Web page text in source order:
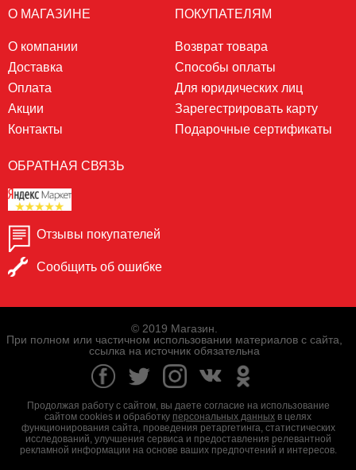
О МАГАЗИНЕ
О компании
Доставка
Оплата
Акции
Контакты
ПОКУПАТЕЛЯМ
Возврат товара
Способы оплаты
Для юридических лиц
Зарегестрировать карту
Подарочные сертификаты
ОБРАТНАЯ СВЯЗЬ
Отзывы покупателей
Сообщить об ошибке
© 2019 Магазин.
При полном или частичном использовании материалов с сайта,
ссылка на источник обязательна
Продолжая работу с сайтом, вы даете согласие на использование
сайтом cookies и обработку персональных данных в целях
функционирования сайта, проведения ретаргетинга, статистических
исследований, улучшения сервиса и предоставления релевантной
рекламной информации на основе ваших предпочтений и интересов.